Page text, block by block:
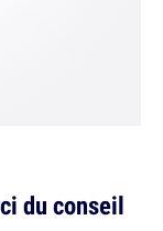
du conseil